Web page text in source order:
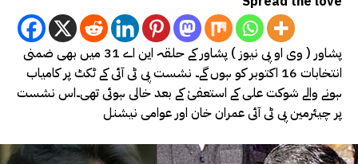
پشاور ( وی او پی نیوز ) پشاور کے حلقہ این اے 31 میں بھی ضمنی
انتخابات 16 اکتوبر کو ہوں گے۔ نشست پی ٹی آئی کے ٹکٹ پر کامیاب
ہونے والے شوکت علی کے استعفیٰ کے بعد خالی ہوئی تھی۔اس نشست
پر چیئرمین پی ٹی آئی عمران خان اور عوامی نیشنل